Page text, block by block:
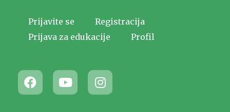
Prijavite se
Registracija
Prijava za edukacije
Profil